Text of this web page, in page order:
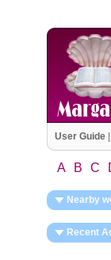
User Guide|
A B C
Nearby
Recent